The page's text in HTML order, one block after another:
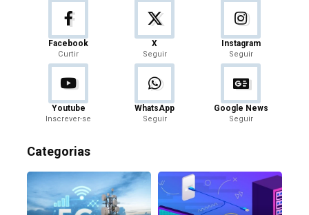
Facebook
Curtir
X
Seguir
Instagram
Seguir
Youtube
Inscrever-se
WhatsApp
Seguir
Google News
Seguir
Categorias